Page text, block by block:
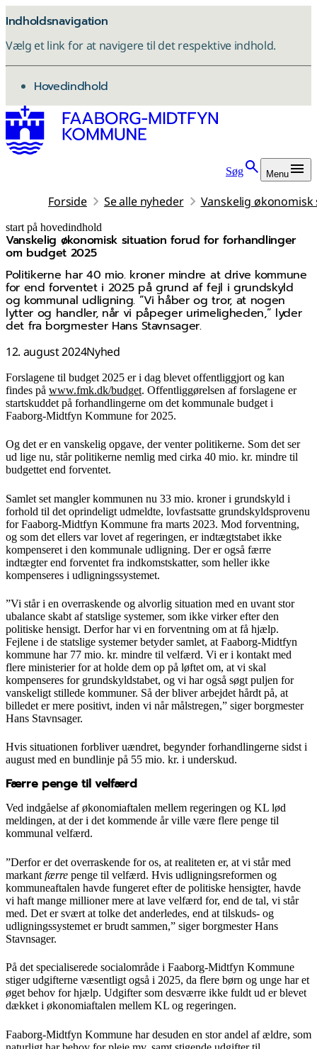
Indholdsnavigation
Vælg et link for at navigere til det respektive indhold.
gå til
Hovedindhold
Søg Menu
Forside Se alle nyheder Vanskelig
start på hovedindhold
Vanskelig økonomisk situation forud for forhandlinger
om budget 2025
Politikerne har 40 mio. kroner mindre at drive kommune
for end forventet i 2025 på grund af fejl i grundskyld
og kommunal udligning. ”Vi håber og tror, at nogen
lytter og handler, når vi påpeger urimeligheden,” lyder
det fra borgmester Hans Stavnsager.
12. august 2024Nyhed
senest opdateret 11. november 2025
Forslagene til budget 2025 er i dag blevet offentliggjort og kan
findes på www.fmk.dk/budget. Offentliggørelsen af forslagene er
startskuddet på forhandlingerne om det kommunale budget i
Faaborg-Midtfyn Kommune for 2025.
Og det er en vanskelig opgave, der venter politikerne. Som det ser
ud lige nu, står politikerne nemlig med cirka 40 mio. kr. mindre til
budgettet end forventet.
Samlet set mangler kommunen nu 33 mio. kroner i grundskyld i
forhold til det oprindeligt udmeldte, lovfastsatte grundskyldsprovenu
for Faaborg-Midtfyn Kommune fra marts 2023. Mod forventning,
og som det ellers var lovet af regeringen, er indtægtstabet ikke
kompenseret i den kommunale udligning. Der er også færre
indtægter end forventet fra indkomstskatter, som heller ikke
kompenseres i udligningssystemet.
”Vi står i en overraskende og alvorlig situation med en uvant stor
ubalance skabt af statslige systemer, som ikke virker efter den
politiske hensigt. Derfor har vi en forventning om at få hjælp.
Fejlene i de statslige systemer betyder samlet, at Faaborg-Midtfyn
kommune har 77 mio. kr. mindre til velfærd. Vi er i kontakt med
flere ministerier for at holde dem op på løftet om, at vi skal
kompenseres for grundskyldstabet, og vi har også søgt puljen for
vanskeligt stillede kommuner. Så der bliver arbejdet hårdt på, at
billedet er mere positivt, inden vi når målstregen,” siger borgmester
Hans Stavnsager.
Hvis situationen forbliver uændret, begynder forhandlingerne sidst i
august med en bundlinje på 55 mio. kr. i underskud.
Færre penge til velfærd
Ved indgåelse af økonomiaftalen mellem regeringen og KL lød
meldingen, at der i det kommende år ville være flere penge til
kommunal velfærd.
”Derfor er det overraskende for os, at realiteten er, at vi står med
markant færre penge til velfærd. Hvis udligningsreformen og
kommuneaftalen havde fungeret efter de politiske hensigter, havde
vi haft mange millioner mere at lave velfærd for, end de tal, vi står
med. Det er svært at tolke det anderledes, end at tilskuds- og
udligningssystemet er brudt sammen,” siger borgmester Hans
Stavnsager.
På det specialiserede socialområde i Faaborg-Midtfyn Kommune
stiger udgifterne væsentligt også i 2025, da flere børn og unge har et
øget behov for hjælp. Udgifter som desværre ikke fuldt ud er blevet
dækket i økonomiaftalen mellem KL og regeringen.
Faaborg-Midtfyn Kommune har desuden en stor andel af ældre, som